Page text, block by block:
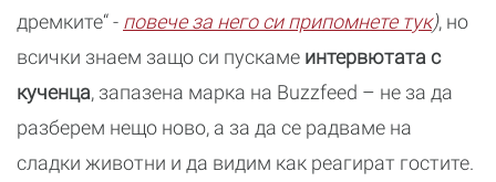
дремките“ - повече за него си припомнете тук), но
всички знаем защо си пускаме интервютата с
кученца, запазена марка на Buzzfeed – не за да
разберем нещо ново, а за да се радваме на
сладки животни и да видим как реагират гостите.